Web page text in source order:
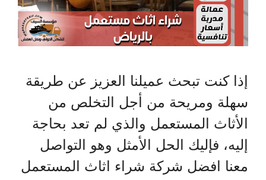
إذا كنت تبحث عميلنا العزيز عن طريقة
سهلة ومريحة من أجل التخلص من
الأثاث المستعمل والذي لم تعد بحاجة
إليه، فإليك الحل الأمثل وهو التواصل
معنا افضل شركة شراء اثاث المستعمل